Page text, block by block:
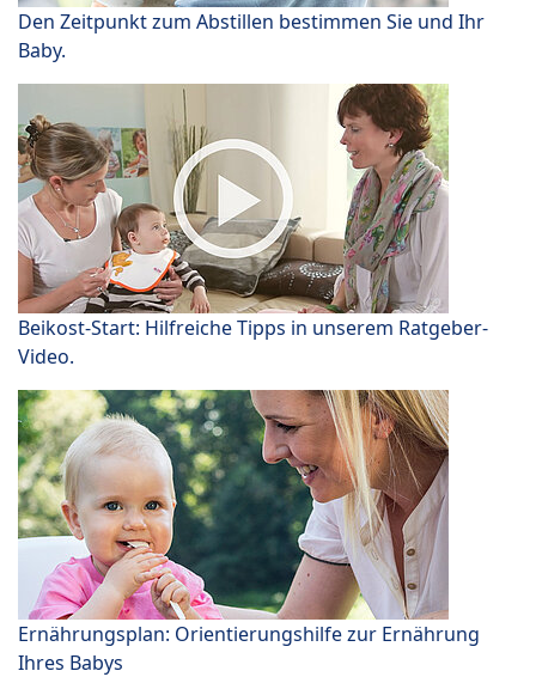
Den Zeitpunkt zum Abstillen bestimmen Sie und Ihr
Baby.
Beikost-Start: Hilfreiche Tipps in unserem Ratgeber-
Video.
Ernährungsplan: Orientierungshilfe zur Ernährung
Ihres Babys